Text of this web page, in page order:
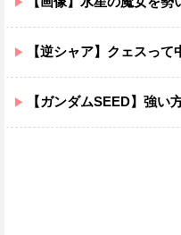
【逆シャア】クェスって中
【ガンダムSEED】強い方のオルガ